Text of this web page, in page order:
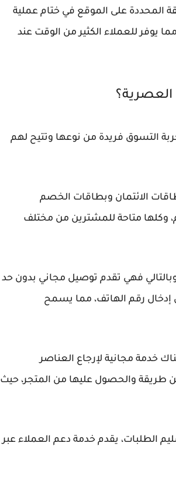
المحددة على الموقع في ختام عملية
يوفر للعملاء الكثير من الوقت عند
التسوق فريدة من نوعها وتتيح لهم
الائتمان وبطاقات الخصم
وكلها متاحة للمشترين من مختلف
فهي تقدم توصيل مجاني بدون حد
إدخال رقم الهاتف، مما يسمح
خدمة مجانية لإرجاع العناصر
6 ستريت اختيار البضائع عن طريقة والحصول عليها من المتجر، حيث
الطلبات، يقدم خدمة دعم العملاء عبر